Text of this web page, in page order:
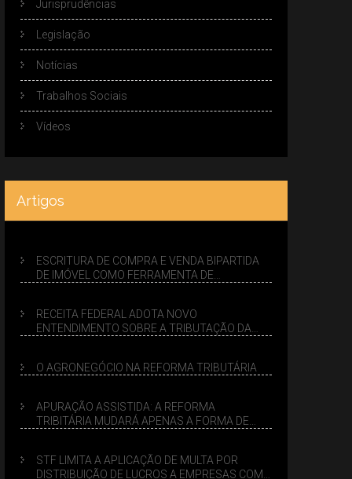
Jurisprudências
Legislação
Notícias
Trabalhos Sociais
Vídeos
Artigos
ESCRITURA DE COMPRA E VENDA BIPARTIDA
DE IMÓVEL COMO FERRAMENTA DE
RECEITA FEDERAL ADOTA NOVO
ENTENDIMENTO SOBRE A TRIBUTAÇÃO DA
O AGRONEGÓCIO NA REFORMA TRIBUTÁRIA
APURAÇÃO ASSISTIDA: A REFORMA
TRIBITÁRIA MUDARÁ APENAS A FORMA DE
STF LIMITA A APLICAÇÃO DE MULTA POR
DISTRIBUIÇÃO DE LUCROS A EMPRESAS COM